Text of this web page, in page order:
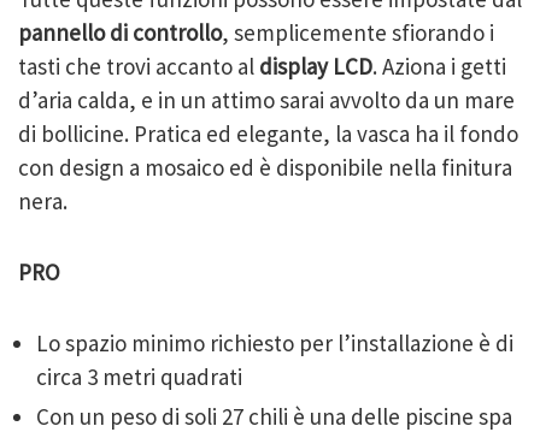
pannello di controllo, semplicemente sfiorando i
tasti che trovi accanto al display LCD. Aziona i getti
d’aria calda, e in un attimo sarai avvolto da un mare
di bollicine. Pratica ed elegante, la vasca ha il fondo
con design a mosaico ed è disponibile nella finitura
nera.
PRO
Lo spazio minimo richiesto per l’installazione è di
circa 3 metri quadrati
Con un peso di soli 27 chili è una delle piscine spa